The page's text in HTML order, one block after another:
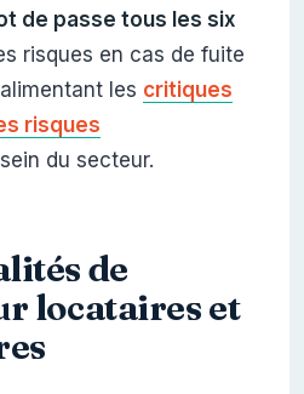
de passe tous les six
risques en cas de fuite
les critiques
risques
du secteur.
de
locataires et